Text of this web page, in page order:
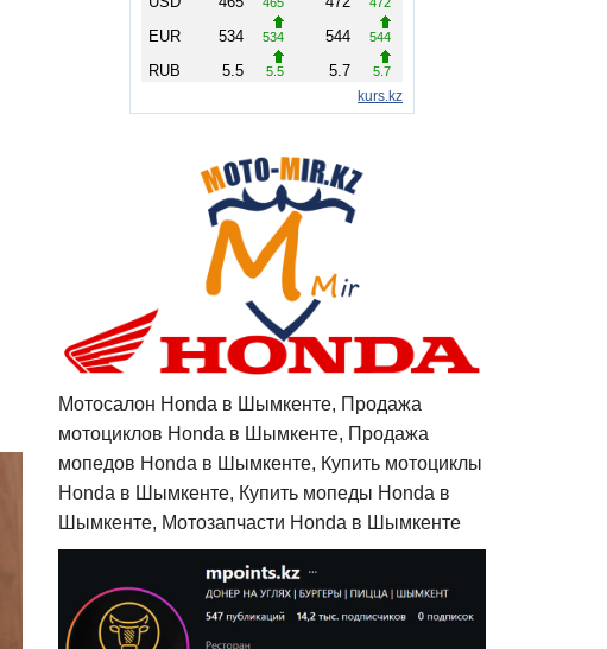
Мотосалон Honda в Шымкенте, Продажа
мотоциклов Honda в Шымкенте, Продажа
мопедов Honda в Шымкенте, Купить мотоциклы
Honda в Шымкенте, Купить мопеды Honda в
Шымкенте, Мотозапчасти Honda в Шымкенте